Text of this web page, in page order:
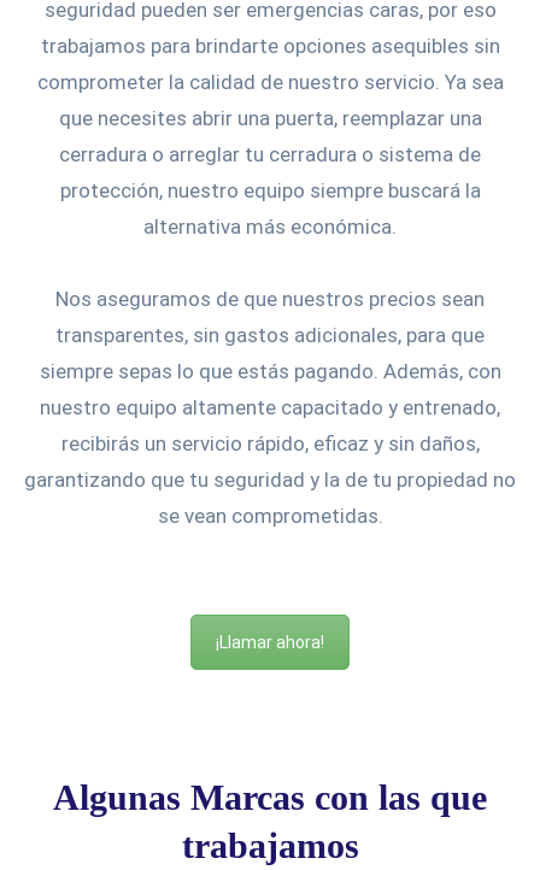
seguridad pueden ser emergencias caras, por eso
trabajamos para brindarte opciones asequibles sin
comprometer la calidad de nuestro servicio. Ya sea
que necesites abrir una puerta, reemplazar una
cerradura o arreglar tu cerradura o sistema de
protección, nuestro equipo siempre buscará la
alternativa más económica.
Nos aseguramos de que nuestros precios sean
transparentes, sin gastos adicionales, para que
siempre sepas lo que estás pagando. Además, con
nuestro equipo altamente capacitado y entrenado,
recibirás un servicio rápido, eficaz y sin daños,
garantizando que tu seguridad y la de tu propiedad no
se vean comprometidas.
¡Llamar ahora!
Algunas Marcas con las que
trabajamos